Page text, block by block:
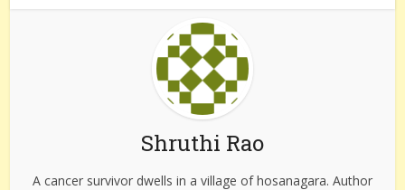
Shruthi Rao
A cancer survivor dwells in a village of hosanagara. Author